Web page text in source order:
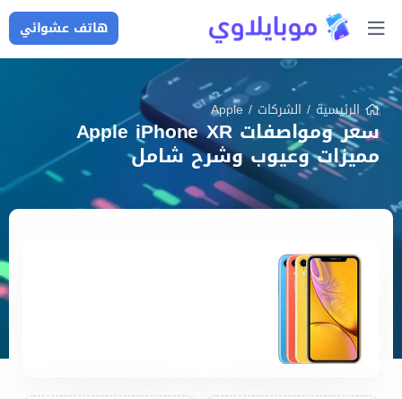
هاتف عشوائي
الرئيسية/ الشركات /
Apple
سعر ومواصفات Apple iPhone XR
مميزات وعيوب وشرح شامل